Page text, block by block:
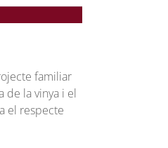
familiar
de la vinya i el
el respecte